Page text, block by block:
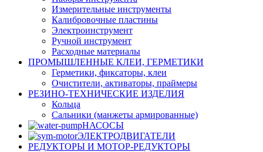
Измерительные инструменты
Калибровочные пластины
Электроинструмент
Ручной инструмент
Расходные материалы
ПРОМЫШЛЕННЫЕ КЛЕИ, ГЕРМЕТИКИ
Герметики, фиксаторы, клеи
Очистители, активаторы, праймеры
РЕЗИНО-ТЕХНИЧЕСКИЕ ИЗДЕЛИЯ
Кольца
Сальники (манжеты армированные)
НАСОСЫ
ЭЛЕКТРОДВИГАТЕЛИ
РЕДУКТОРЫ И МОТОР-РЕДУКТОРЫ